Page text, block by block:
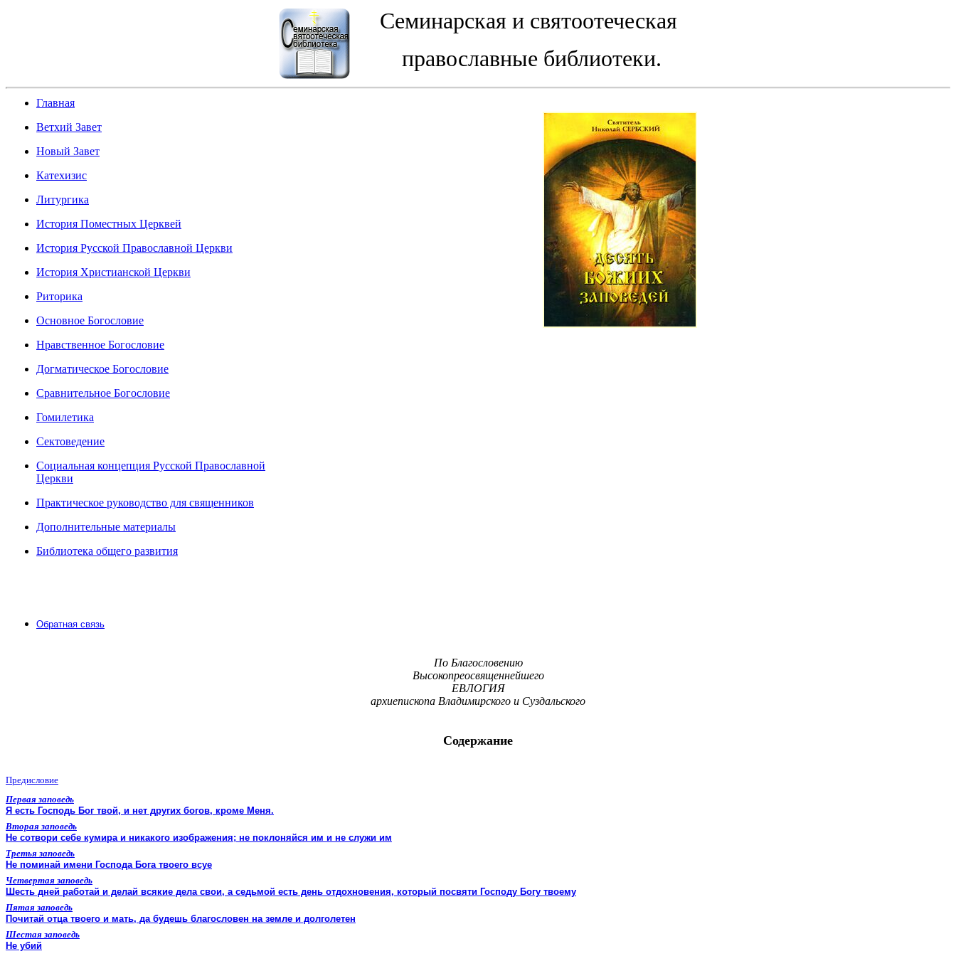
Семинарская и святоотеческая
православные библиотеки.
Главная
Ветхий Завет
Новый Завет
Катехизис
Литургика
История Поместных Церквей
История Русской Православной Церкви
История Христианской Церкви
Риторика
Основное Богословие
Нравственное Богословие
Догматическое Богословие
Сравнительное Богословие
Гомилетика
Сектоведение
Социальная концепция Русской Православной
Церкви
Практическое руководство для священников
Дополнительные материалы
Библиотека общего развития
Обратная связь
По Благословению
Высокопреосвященнейшего
ЕВЛОГИЯ
архиепископа Владимирского и Суздальского
Содержание
Предисловие
Первая заповедь
Я есть Господь Бог твой, и нет других богов, кроме Меня.
Вторая заповедь
Не сотвори себе кумира и никакого изображения; не поклоняйся им и не служи им
Третья заповедь
Не поминай имени Господа Бога твоего всуе
Четвертая заповедь
Шесть дней работай и делай всякие дела свои, а седьмой есть день отдохновения, который посвяти Господу Богу твоему
Пятая заповедь
Почитай отца твоего и мать, да будешь благословен на земле и долголетен
Шестая заповедь
Не убий